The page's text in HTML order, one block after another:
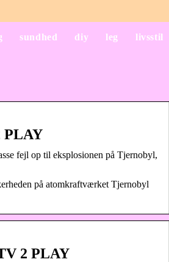
sundhed diy leg livsstil
PLAY
fejl op til eksplosionen på Tjernobyl,
på atomkraftværket Tjernobyl
2 PLAY